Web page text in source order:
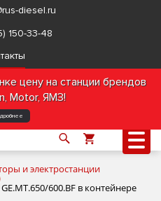
diesel.ru
150-33-48
цену на станции брендов
Motor, ЯМЗ!
и электростанции
600.BF в контейнере